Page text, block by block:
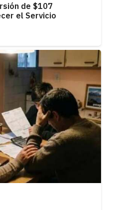
de $107
el Servicio